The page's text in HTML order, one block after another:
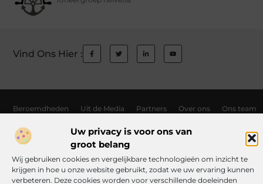
Uw privacy is voor ons van
groot belang
Wij gebruiken cookies en vergelijkbare technologieën om inzicht te
krijgen in hoe u onze website gebruikt, zodat we uw ervaring kunnen
verbeteren. Deze cookies worden voor verschillende doeleinden
Vind Ons Hier :
Beroemdheden Uit de Media Partners Over ons Ons team
Contact Auteur worden Website index
Links kopen Nederland: wat jij moet weten voordat je de knoop doorhakt
Manieren om geld te verdienen met jouw website: zo haal je er alles uit